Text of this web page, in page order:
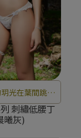
光在葉間跳躍
輕柔的低聲吟
唱。
刺繡低腰丁
曦灰)